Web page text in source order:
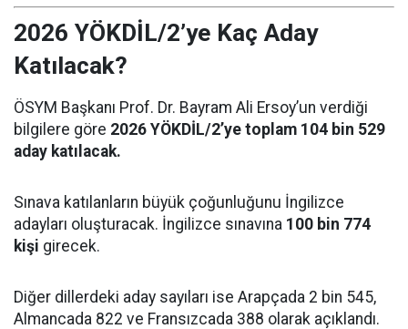
2026 YÖKDİL/2’ye Kaç Aday
Katılacak?
ÖSYM Başkanı Prof. Dr. Bayram Ali Ersoy’un verdiği
bilgilere göre 2026 YÖKDİL/2’ye toplam 104 bin 529
aday katılacak.
Sınava katılanların büyük çoğunluğunu İngilizce
adayları oluşturacak. İngilizce sınavına 100 bin 774
kişi girecek.
Diğer dillerdeki aday sayıları ise Arapçada 2 bin 545,
Almancada 822 ve Fransızcada 388 olarak açıklandı.